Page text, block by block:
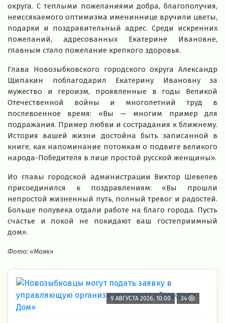
округа. С теплыми пожеланиями добра, благополучия,
неиссякаемого оптимизма имениннице вручили цветы,
подарки и поздравительный адрес. Среди искренних
пожеланий, адресованных Екатерине Ивановне,
главным стало пожелание крепкого здоровья.
Глава Новозыбковского городского округа Александр
Щипакин поблагодарил Екатерину Ивановну за
мужество и героизм, проявленные в годы Великой
Отечественной войны и многолетний труд в
послевоенное время: «Вы — многим пример для
подражания. Пример любви и сострадания к ближнему.
История вашей жизни достойна быть записанной в
книге, как напоминание потомкам о подвиге великого
народа-Победителя в лице простой русской женщины».
Ио главы городской администрации Виктор Шевелев
присоединился к поздравлениям: «Вы прошли
непростой жизненный путь, полный тревог и радостей.
Больше полувека отдали работе на благо города. Пусть
счастье и покой не покидают ваш гостеприимный
дом».
Фото: «Маяк»
9 АВГУСТА 2026, 10:00 34